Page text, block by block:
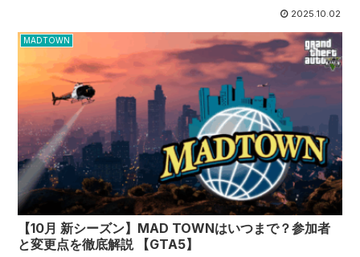
2025.10.02
MADTOWN
【10月 新シーズン】MAD TOWNはいつまで？参加者
と変更点を徹底解説 【GTA5】